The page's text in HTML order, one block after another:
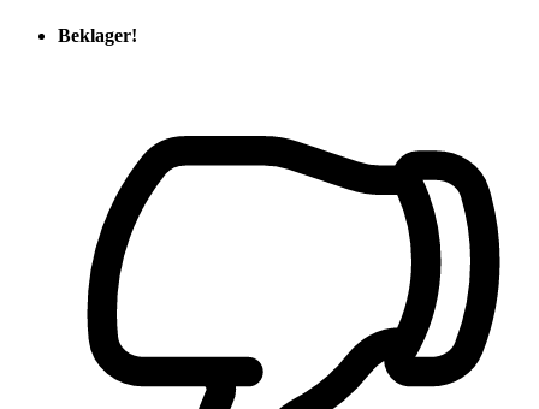
Beklager!